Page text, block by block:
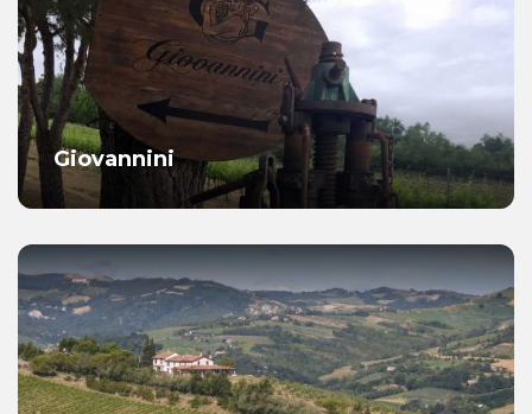
Giovannini